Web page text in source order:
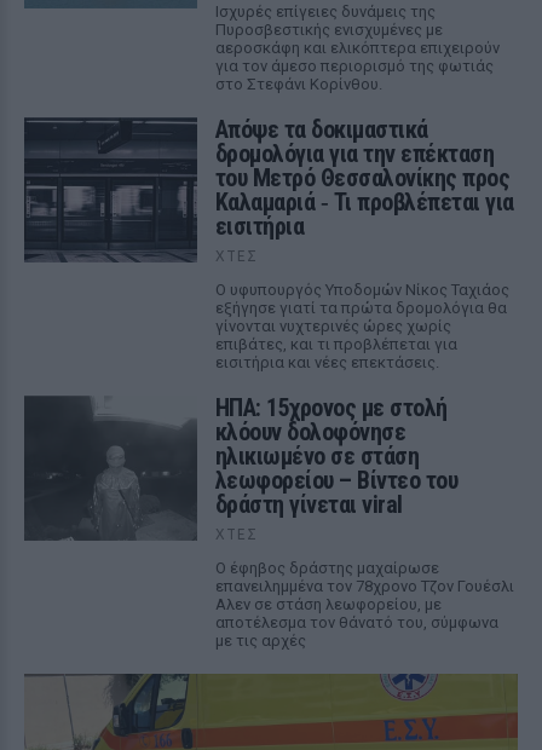
Ισχυρές επίγειες δυνάμεις της
Πυροσβεστικής ενισχυμένες με
αεροσκάφη και ελικόπτερα επιχειρούν
για τον άμεσο περιορισμό της φωτιάς
στο Στεφάνι Κορίνθου.
Απόψε τα δοκιμαστικά
δρομολόγια για την επέκταση
του Μετρό Θεσσαλονίκης προς
Καλαμαριά ‑ Τι προβλέπεται για
εισιτήρια
ΧΤΕΣ
Ο υφυπουργός Υποδομών Νίκος Ταχιάος
εξήγησε γιατί τα πρώτα δρομολόγια θα
γίνονται νυχτερινές ώρες χωρίς
επιβάτες, και τι προβλέπεται για
εισιτήρια και νέες επεκτάσεις.
ΗΠΑ: 15χρονος με στολή
κλόουν δολοφόνησε
ηλικιωμένο σε στάση
λεωφορείου – Βίντεο του
δράστη γίνεται viral
ΧΤΕΣ
Ο έφηβος δράστης μαχαίρωσε
επανειλημμένα τον 78χρονο Τζον Γουέσλι
Αλεν σε στάση λεωφορείου, με
αποτέλεσμα τον θάνατό του, σύμφωνα
με τις αρχές